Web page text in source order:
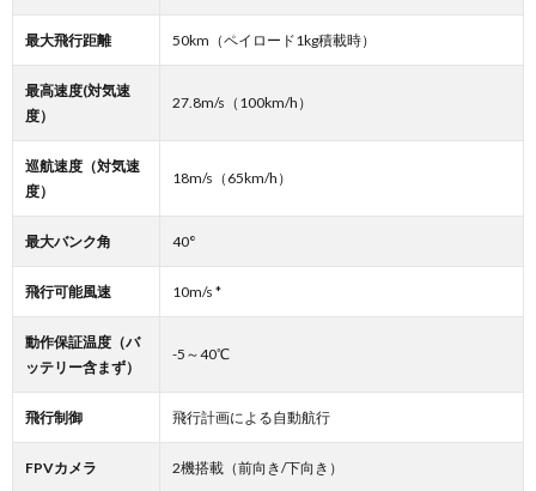
最大飛行距離 50km（ペイロード1kg積載時）
最高速度(対気速
度）
27.8m/s（100km/h）
巡航速度（対気速
度）
18m/s（65km/h）
最大バンク角 40°
飛行可能風速 10m/s *
動作保証温度（バ
ッテリー含まず）
-5～40℃
飛行制御 飛行計画による自動航行
FPVカメラ 2機搭載（前向き/下向き）